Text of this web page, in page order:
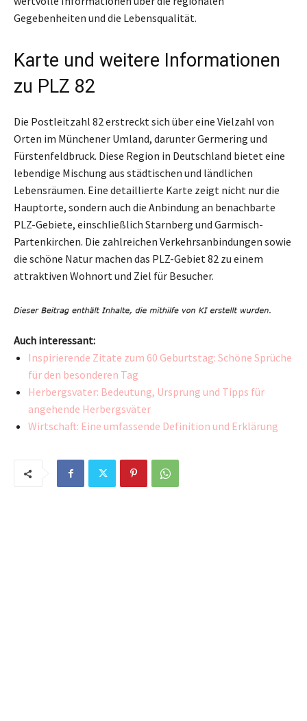
Gegebenheiten und die Lebensqualität.
Karte und weitere Informationen
zu PLZ 82
Die Postleitzahl 82 erstreckt sich über eine Vielzahl von
Orten im Münchener Umland, darunter Germering und
Fürstenfeldbruck. Diese Region in Deutschland bietet eine
lebendige Mischung aus städtischen und ländlichen
Lebensräumen. Eine detaillierte Karte zeigt nicht nur die
Hauptorte, sondern auch die Anbindung an benachbarte
PLZ-Gebiete, einschließlich Starnberg und Garmisch-
Partenkirchen. Die zahlreichen Verkehrsanbindungen sowie
die schöne Natur machen das PLZ-Gebiet 82 zu einem
attraktiven Wohnort und Ziel für Besucher.
Auch interessant:
Inspirierende Zitate zum 60 Geburtstag: Schöne Sprüche
für den besonderen Tag
Herbergsvater: Bedeutung, Ursprung und Tipps für
angehende Herbergsväter
Wirtschaft: Eine umfassende Definition und Erklärung